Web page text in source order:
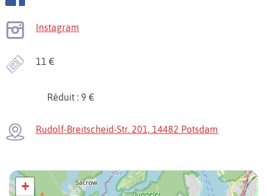
Instagram
11 €
Réduit : 9 €
Rudolf-Breitscheid-Str. 201, 14482 Potsdam
+